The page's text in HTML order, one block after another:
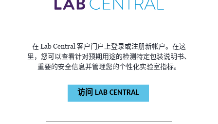
在 Lab Central 客户门户上登录或注册新帐户。在这
里，您可以查看针对预期用途的检测特定包装说明书、
重要的安全信息并管理您的个性化实验室指标。
访问 LAB CENTRAL